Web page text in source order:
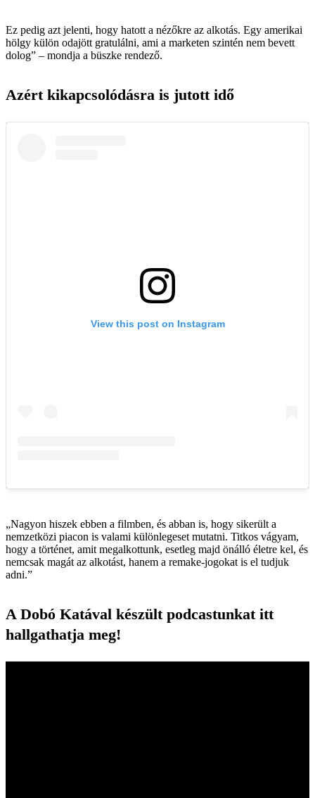
Ez pedig azt jelenti, hogy hatott a nézőkre az alkotás. Egy amerikai
hölgy külön odajött gratulálni, ami a marketen szintén nem bevett
dolog” – mondja a büszke rendező.
Azért kikapcsolódásra is jutott idő
„Nagyon hiszek ebben a filmben, és abban is, hogy sikerült a
nemzetközi piacon is valami különlegeset mutatni. Titkos vágyam,
hogy a történet, amit megalkottunk, esetleg majd önálló életre kel, és
nemcsak magát az alkotást, hanem a remake-jogokat is el tudjuk
adni.”
A Dobó Katával készült podcastunkat itt
hallgathatja meg!